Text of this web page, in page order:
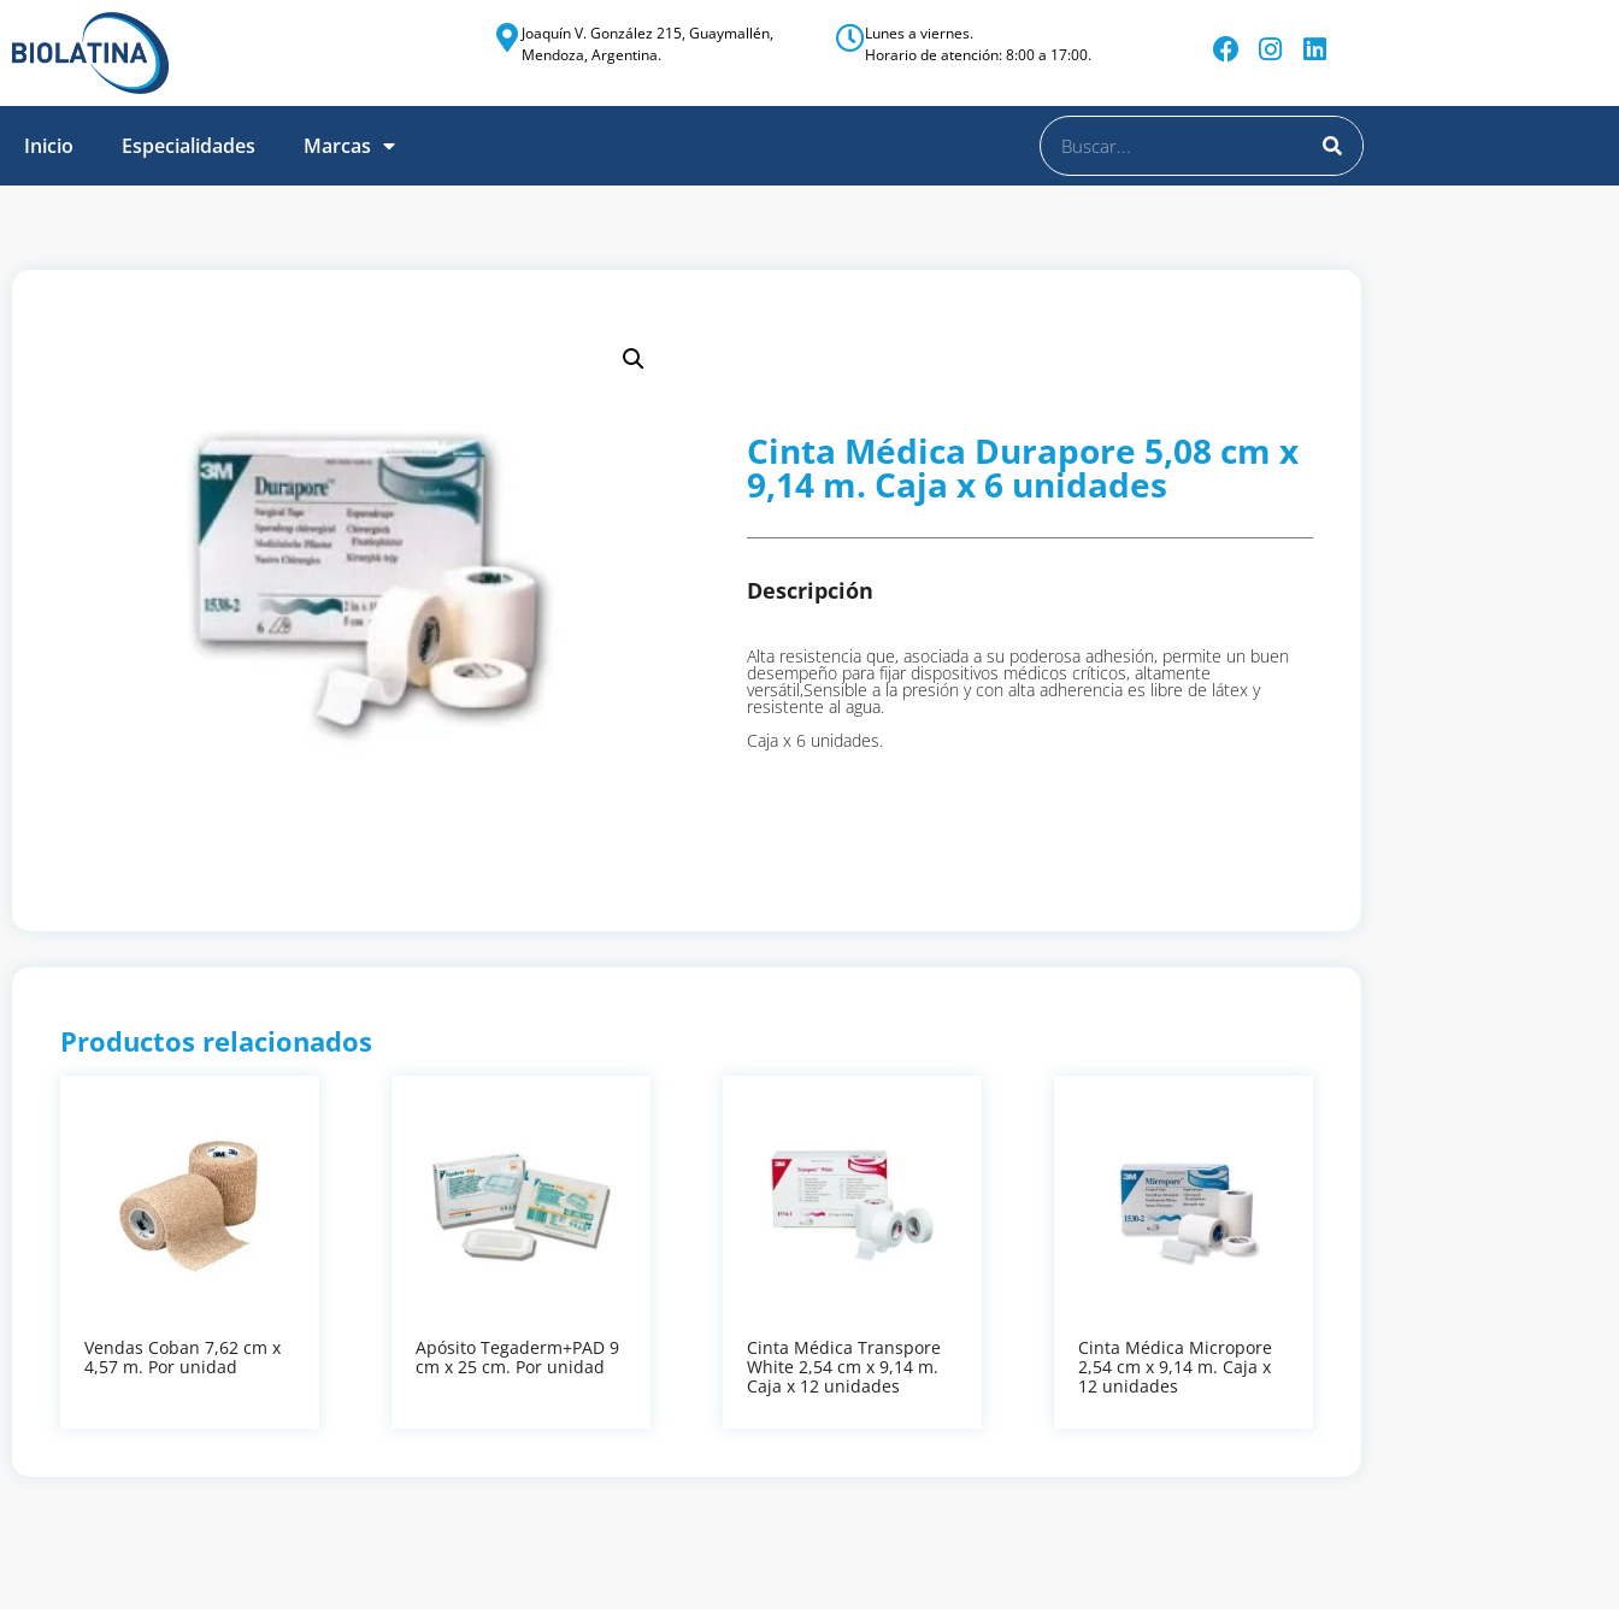
Joaquín V. González 215, Guaymallén,
Mendoza, Argentina.
Lunes a viernes.
Horario de atención: 8:00 a 17:00.
Inicio Especialidades Marcas
Cinta Médica Durapore 5,08 cm x
9,14 m. Caja x 6 unidades
Descripción
Alta resistencia que, asociada a su poderosa adhesión, permite un buen
desempeño para fijar dispositivos médicos críticos, altamente
versátil,Sensible a la presión y con alta adherencia es libre de látex y
resistente al agua.
Caja x 6 unidades.
Productos relacionados
Vendas Coban 7,62 cm x
4,57 m. Por unidad
Apósito Tegaderm+PAD 9
cm x 25 cm. Por unidad
Cinta Médica Transpore
White 2,54 cm x 9,14 m.
Caja x 12 unidades
Cinta Médica Micropore
2,54 cm x 9,14 m. Caja x
12 unidades